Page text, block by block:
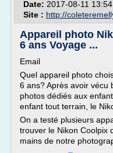
Date: 2017-08-11
Site : http://
Appareil photo
6 ans Voyage ...
Email
Quel appareil photo
6 ans? Après avoir vécu
photos dédiés aux
enfant tout terrain, le
On a testé plusieurs
trouver le Nikon Coolpix
mains de notre